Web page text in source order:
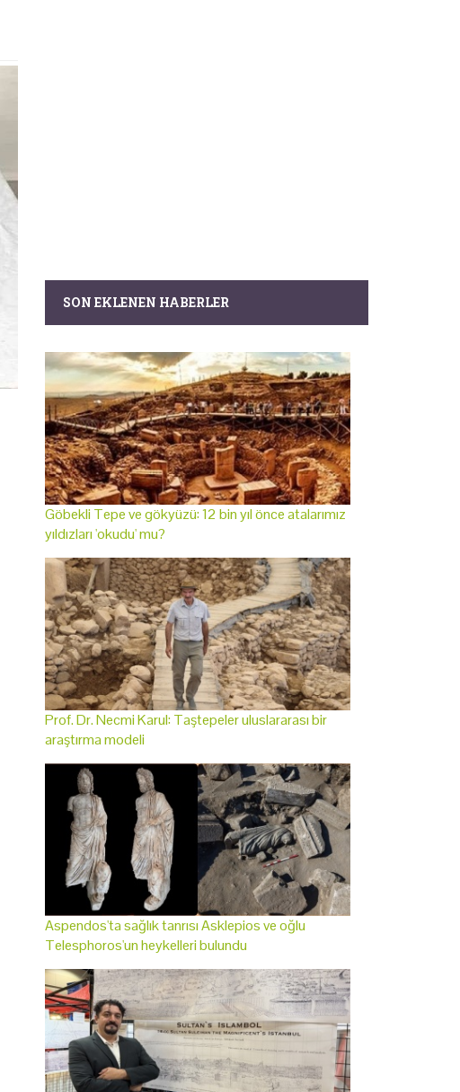
SON EKLENEN HABERLER
Göbekli Tepe ve gökyüzü: 12 bin yıl önce atalarımız
yıldızları 'okudu' mu?
Prof. Dr. Necmi Karul: Taştepeler uluslararası bir
araştırma modeli
Aspendos'ta sağlık tanrısı Asklepios ve oğlu
Telesphoros'un heykelleri bulundu